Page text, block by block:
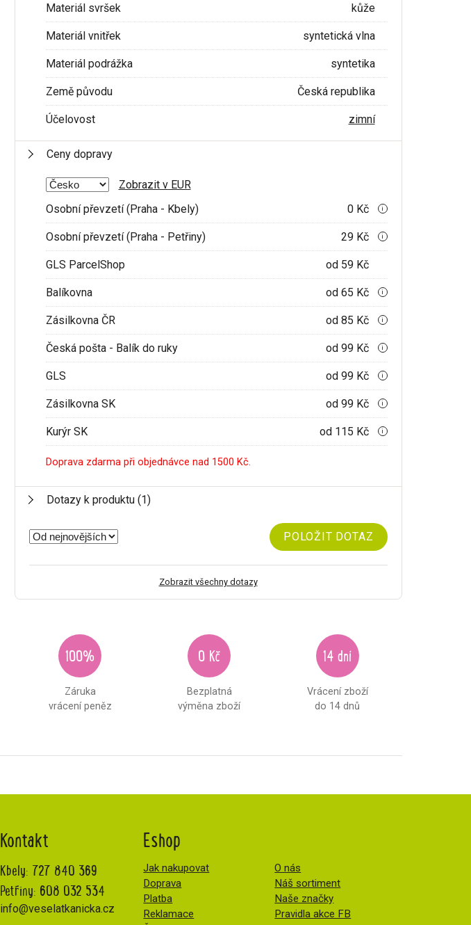
Materiál svršek kůže
Materiál vnitřek syntetická vlna
Materiál podrážka syntetika
Země původu Česká republika
Účelovost zimní
Ceny dopravy
Zobrazit v EUR
Osobní převzetí (Praha - Kbely)
0 Kč i
Osobní převzetí (Praha - Petřiny) 29 Kč i
GLS ParcelShop od 59 Kč
Balíkovna od 65 Kč i
Zásilkovna ČR od 85 Kč i
Česká pošta - Balík do ruky od 99 Kč i
GLS od 99 Kč i
Zásilkovna SK od 99 Kč i
Kurýr SK od 115 Kč i
Doprava zdarma při objednávce nad 1500 Kč.
Dotazy k produktu (1)
POLOŽIT DOTAZ
Zobrazit všechny dotazy
100%
Záruka
vrácení peněz
0 Kč
Bezplatná
výměna zboží
14 dní
Vrácení zboží
do 14 dnů
Kontakt
Kbely: 727 840 369
Petřiny: 608 032 534
info@veselatkanicka.cz
Eshop
Jak nakupovat
Doprava
Platba
Reklamace
O nás
Náš sortiment
Naše značky
Pravidla akce FB